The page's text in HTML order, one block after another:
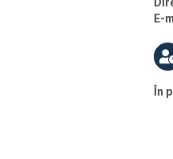
E-
În